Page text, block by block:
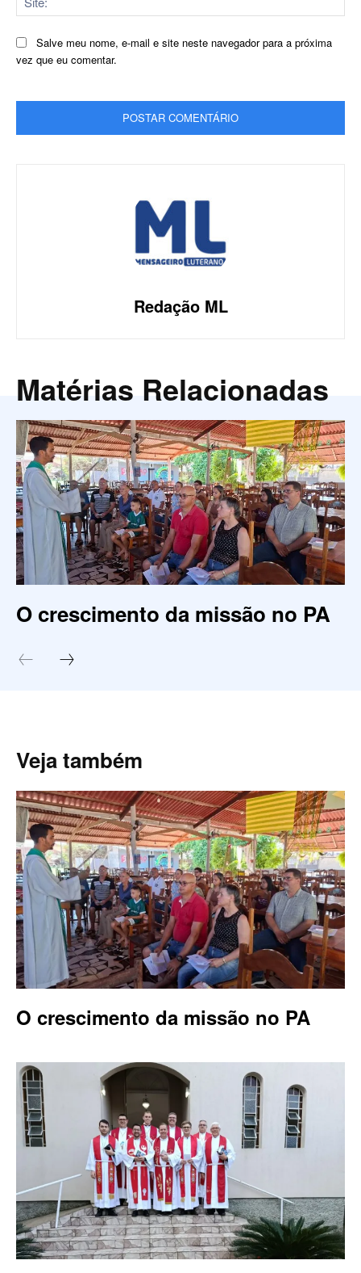
Salve meu nome, e-mail e site neste navegador para a próxima
vez que eu comentar.
Redação ML
Matérias Relacionadas
O crescimento da missão no PA
Veja também
O crescimento da missão no PA